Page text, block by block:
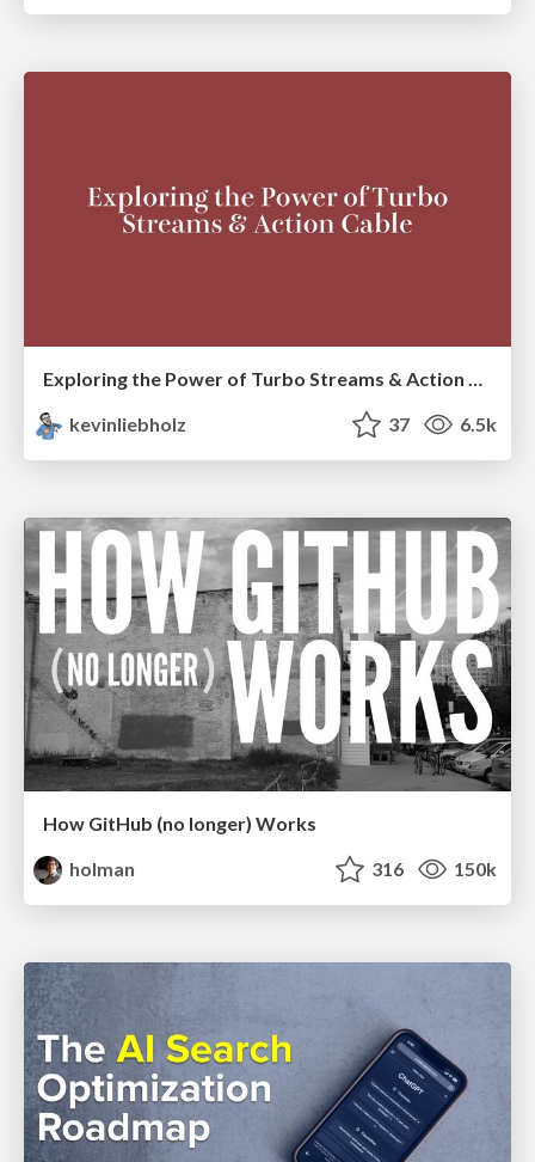
Exploring the Power of Turbo Streams & Action Cable | RailsConf2023
kevinliebholz
37 6.5k
How GitHub (no longer) Works
holman
316 150k